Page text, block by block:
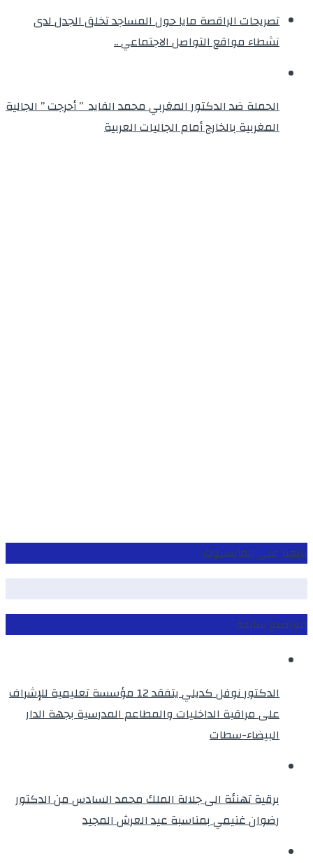
تصريحات الراقصة مايا حول المساجد تخلق الجدل لدى
نشطاء مواقع التواصل الاجتماعي ..
الحملة ضد الدكتور المغربي محمد الفايد ” أحرجت ” الجالية
المغربية بالخارج أمام الجاليات العربية
تابعنا على الفايسبوك
مواضيع سابقة
الدكتور نوفل كديلي يتفقد 12 مؤسسة تعليمية للإشراف
على مراقبة الداخليات والمطاعم المدرسية بجهة الدار
البيضاء-سطات
برقية تهنئة الى جلالة الملك محمد السادس من الدكتور
رضوان غنيمي بمناسبة عيد العرش المجيد